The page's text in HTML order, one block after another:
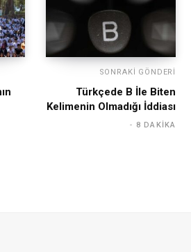
SONRAKI GÖNDERI
Türkçede B İle Biten
Kelimenin Olmadığı İddiası
8 DAKIKA